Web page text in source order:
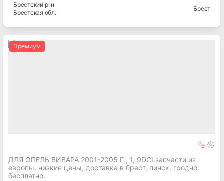
Брестскийр-н
Брестская обл.
Брест
Премиум
ДЛЯ ОПЕЛЬ ВИВАРА 2001-2005 Г., 1, 9DCI.запчасти из
европы, низкие цены, доставка в брест, пинск, гродно
бесплатно.